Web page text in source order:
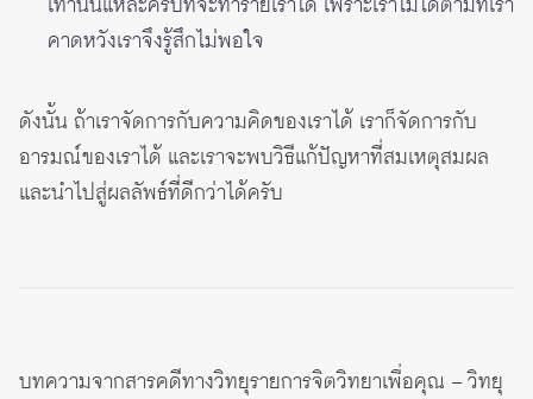
คาดหวังเราจึงรู้สึกไม่พอใจ
ดังนั้น ถ้าเราจัดการกับความคิดของเราได้ เราก็จัดการกับ
อารมณ์ของเราได้ และเราจะพบวิธีแก้ปัญหาที่สมเหตุสมผล
และนำไปสู่ผลลัพธ์ที่ดีกว่าได้ครับ
บทความจากสารคดีทางวิทยุรายการจิตวิทยาเพื่อคุณ – วิทยุ